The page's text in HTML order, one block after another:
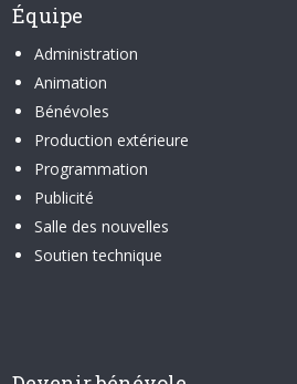
Équipe
Administration
Animation
Bénévoles
Production extérieure
Programmation
Publicité
Salle des nouvelles
Soutien technique